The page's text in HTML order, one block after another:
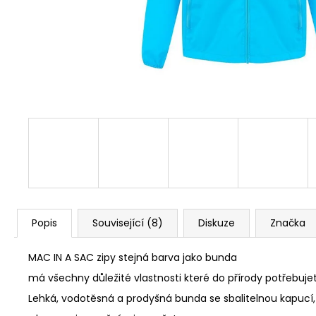
Popis Související (8) Diskuze Značka
MAC IN A SAC zipy stejná barva jako bunda
má všechny důležité vlastnosti které do přírody
Lehká, vodotěsná a prodyšná bunda se sbalitelnou
MAC IN A SAC ORIGIN OCEAN BLUE
1 590 Kč